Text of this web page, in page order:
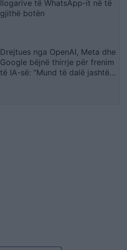
llogarive të WhatsApp-it në të
gjithë botën
Drejtues nga OpenAI, Meta dhe
Google bëjnë thirrje për frenim
të IA-së: “Mund të dalë jashtë